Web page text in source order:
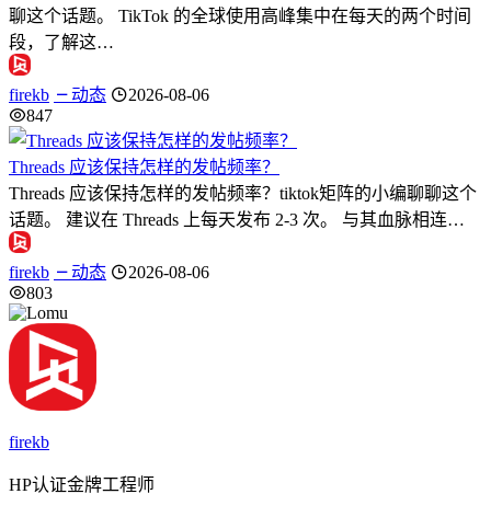
聊这个话题。 TikTok 的全球使用高峰集中在每天的两个时间
段，了解这…
firekb 动态
2026-08-06
847
Threads 应该保持怎样的发帖频率？
Threads 应该保持怎样的发帖频率？tiktok矩阵的小编聊聊这个
话题。 建议在 Threads 上每天发布 2-3 次。 与其血脉相连…
firekb 动态
2026-08-06
803
firekb
HP认证金牌工程师